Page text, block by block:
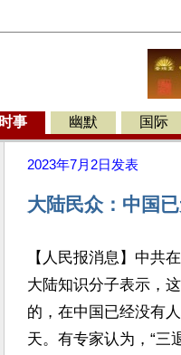
时事 幽默 国际
2023年7月2日 发表
大陆民众：中国
【人民报消息】中共
大陆知识分子表示，
的，在中国已经没有
天。有专家认为，“三